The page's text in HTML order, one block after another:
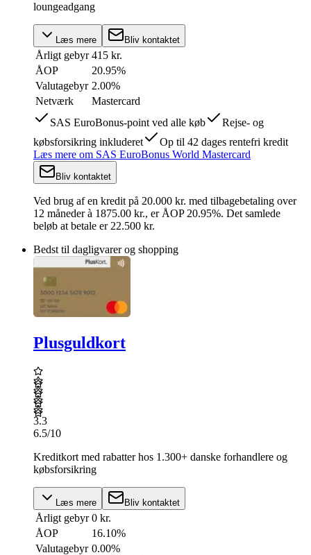
loungeadgang
Læs mere Bliv kontaktet
Årligt gebyr 415 kr.
ÅOP
20.95%
Valutagebyr 2.00%
Netværk
Mastercard
SAS EuroBonus-point ved alle køb
Rejse- og
købsforsikring inkluderet
Op til 42 dages rentefri kredit
Læs mere om SAS EuroBonus World Mastercard
Bliv kontaktet
Ved brug af en kredit på 20.000 kr. med tilbagebetaling over
12 månederà 1875.00 kr., er ÅOP 20.95%. Det samlede
beløb at betale er 22.500 kr.
Bedst til dagligvarer og shopping
Plusguldkort
3.3
6.5/10
Kreditkort med rabatter hos 1.300+ danske forhandlere og
købsforsikring
Læs mere Bliv kontaktet
Årligt gebyr 0 kr.
ÅOP
16.10%
Valutagebyr 0.00%